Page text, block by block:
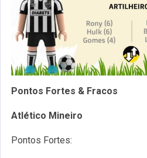
Pontos Fortes & Fracos
Atlético Mineiro
Pontos Fortes: